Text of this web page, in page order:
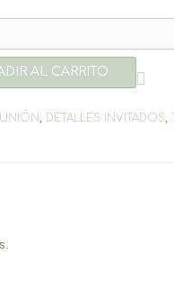
AL CARRITO
, DETALLES INVITADOS,